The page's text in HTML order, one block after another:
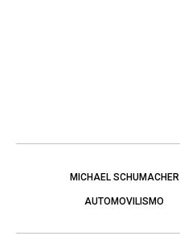
MICHAEL SCHUMACHER
AUTOMOVILISMO